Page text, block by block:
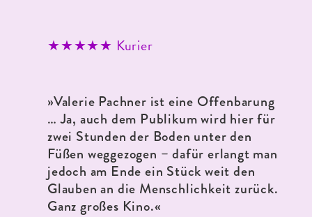
★★★★★ Kurier
»Valerie Pachner ist eine Offenbarung
… Ja, auch dem Publikum wird hier für
zwei Stunden der Boden unter den
Füßen weggezogen – dafür erlangt man
jedoch am Ende ein Stück weit den
Glauben an die Menschlichkeit zurück.
Ganz großes Kino.«